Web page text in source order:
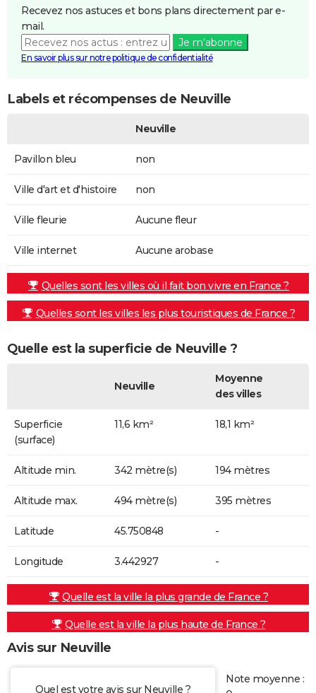
Recevez nos astuces et bons plans directement par e-
mail.
Je m'abonne
En savoir plus sur notre politique de confidentialité
Labels et récompenses de Neuville
Neuville
Pavillon bleu non
Ville d'art et d'histoire non
Ville fleurie Aucune fleur
Ville internet Aucune arobase
Quelles sont les villes où il fait bon vivre en France ?
Quelles sont les villes les plus touristiques de France ?
Quelle est la superficie de Neuville ?
Neuville
Moyenne
des villes
Superficie
(surface)
11,6 km² 18,1 km²
Altitude min. 342 mètre(s) 194 mètres
Altitude max. 494 mètre(s) 395 mètres
Latitude 45.750848 -
Longitude 3.442927 -
Quelle est la ville la plus grande de France ?
Quelle est la ville la plus haute de France ?
Avis sur Neuville
Quel est votre avis sur Neuville ?
Note moyenne :